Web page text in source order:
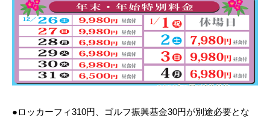
●ロッカーフィ310円、ゴルフ振興基金30円が別途必要とな